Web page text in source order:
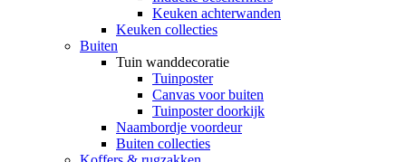
Keuken achterwanden
Keuken collecties
Buiten
Tuin wanddecoratie
Tuinposter
Canvas voor buiten
Tuinposter doorkijk
Naambordje voordeur
Buiten collecties